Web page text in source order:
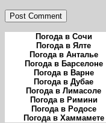
Post Comment
Погода в Сочи
Погода в Ялте
Погода в Анталье
Погода в Барселоне
Погода в Варне
Погода в Дубае
Погода в Лимасоле
Погода в Римини
Погода в Родосе
Погода в Хаммамете